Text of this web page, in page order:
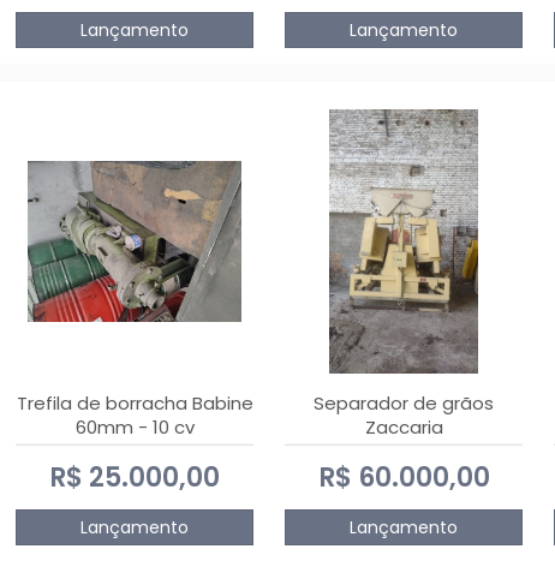
Lançamento Lançamento
Trefila de borracha Babine
60mm - 10 cv
R$ 25.000,00
Lançamento
Separador de grãos
Zaccaria
R$ 60.000,00
Lançamento